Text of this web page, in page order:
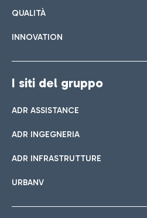
QUALITÀ
INNOVATION
I siti del gruppo
ADR ASSISTANCE
ADR INGEGNERIA
ADR INFRASTRUTTURE
URBANV